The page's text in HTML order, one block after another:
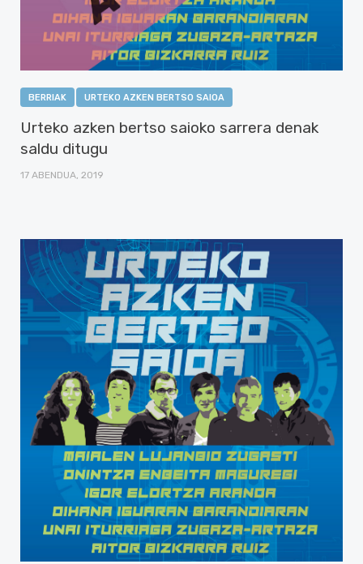
BERRIAK URTEKO AZKEN BERTSO SAIOA
Urteko azken bertso saioko sarrera denak
saldu ditugu
17 ABENDUA, 2019